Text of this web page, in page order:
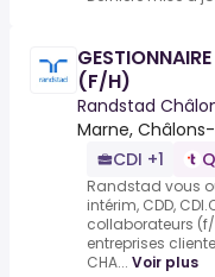
(F/H)
Randstad
Marne,
CDI +1
Randstad vous
intérim, CDD,
collaborateurs
entreprises
CHA... Voir plus